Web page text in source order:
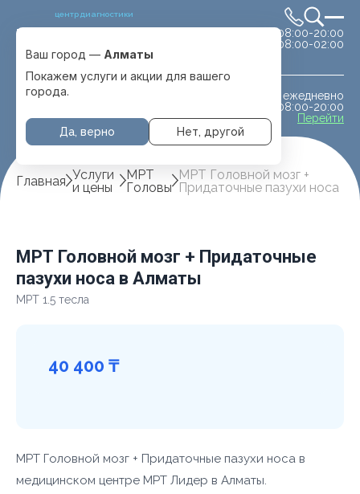
центр диагностики
Выбрать город
с. Отеген батыра
сб-вс 08:00-20:00
08:00-02:00
ежедневно
08:00-20:00
Перейти
Ваш город — Алматы
Покажем услуги и акции для вашего
города.
Да, верно Нет, другой
Главная Услуги
и цены
МРТ
Головы
МРТ Головной мозг +
Придаточные пазухи носа
МРТ Головной мозг + Придаточные
пазухи носа в Алматы
МРТ 1.5 тесла
40 400 ₸
МРТ Головной мозг + Придаточные пазухи носа в
медицинском центре МРТ Лидер в Алматы.